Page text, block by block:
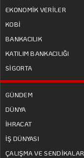
EKONOMİK VERİLER
KOBİ
BANKACILIK
KATILIM BANKACILIĞI
SİGORTA
GÜNDEM
DÜNYA
İHRACAT
İŞ DÜNYASI
ÇALIŞMA VE SENDİKALAR